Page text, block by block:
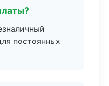
постоянных